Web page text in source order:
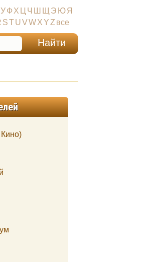
УФХ Ц Ч Ш Щ Э ЮЯ
STUVWXYZ все